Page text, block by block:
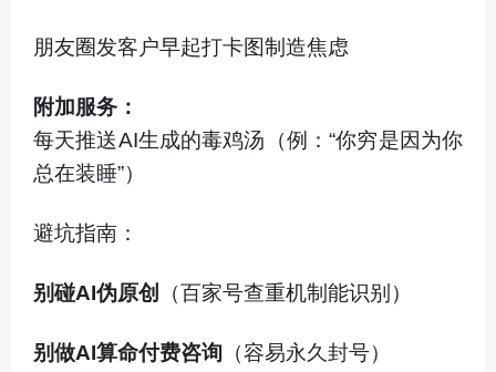
朋友圈发客户早起打卡图制造焦虑
附加服务：
每天推送AI生成的毒鸡汤（例：“你穷是因为你
总在装睡”）
避坑指南：
别碰AI伪原创 （百家号查重机制能识别）
别做AI算命付费咨询 （容易永久封号）